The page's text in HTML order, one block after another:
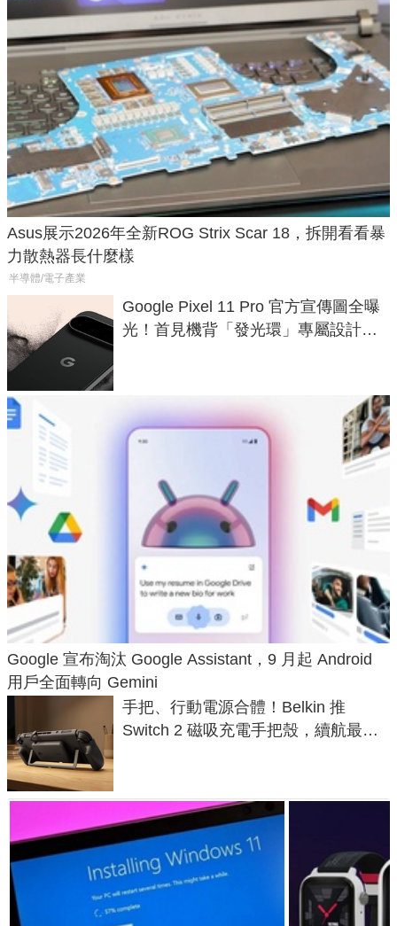
Asus展示2026年全新ROG Strix Scar 18，拆開看看暴
力散熱器長什麼樣
半導體/電子產業
Google Pixel 11 Pro 官方宣傳圖全曝
光！首見機背「發光環」專屬設計、
Google 宣布淘汰 Google Assistant，9 月起 Android
用戶全面轉向 Gemini
手把、行動電源合體！Belkin 推
Switch 2 磁吸充電手把殼，續航最高